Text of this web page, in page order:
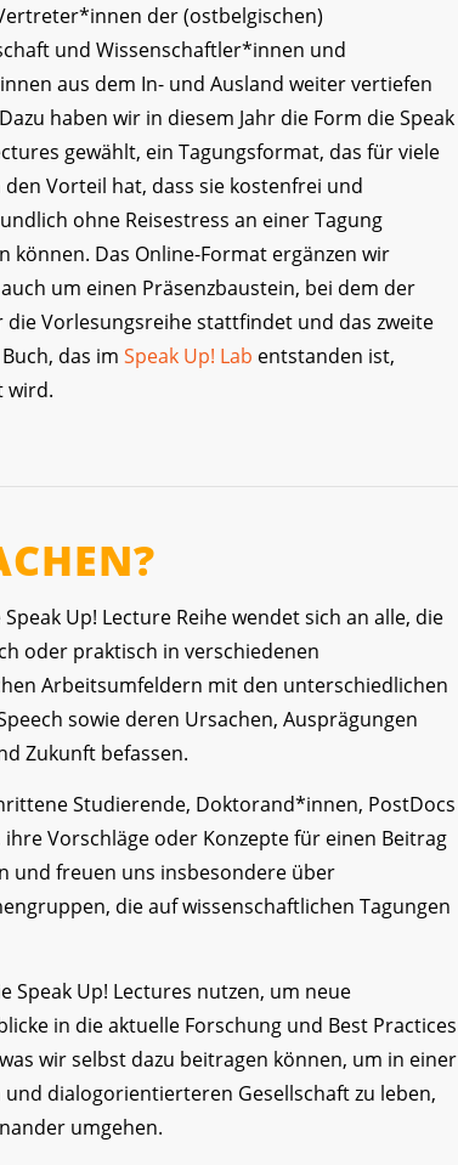
der (ostbelgischen)
und Wissenschaftler*innen und
aus dem In- und Ausland weiter vertiefen
haben wir in diesem Jahr die Form die Speak
gewählt, ein Tagungsformat, das für viele
den Vorteil hat, dass sie kostenfrei und
ohne Reisestress an einer Tagung
können. Das Online-Format ergänzen wir
um einen Präsenzbaustein, bei dem der
die Vorlesungsreihe stattfindet und das zweite
das im Speak Up! Lab entstanden ist,
wird.
Up! Lecture Reihe wendet sich an alle, die
oder praktisch in verschiedenen
Arbeitsumfeldern mit den unterschiedlichen
sowie deren Ursachen, Ausprägungen
Zukunft befassen.
Studierende, Doktorand*innen, PostDocs
Vorschläge oder Konzepte für einen Beitrag
und freuen uns insbesondere über
die auf wissenschaftlichen Tagungen
Speak Up! Lectures nutzen, um neue
in die aktuelle Forschung und Best Practices
wir selbst dazu beitragen können, um in einer
dialogorientierteren Gesellschaft zu leben,
umgehen.